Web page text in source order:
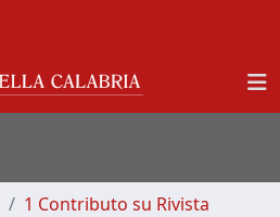
1 Contributo su Rivista